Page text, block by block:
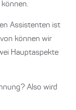
Assistenten ist
können wir
Hauptaspekte
Also wird